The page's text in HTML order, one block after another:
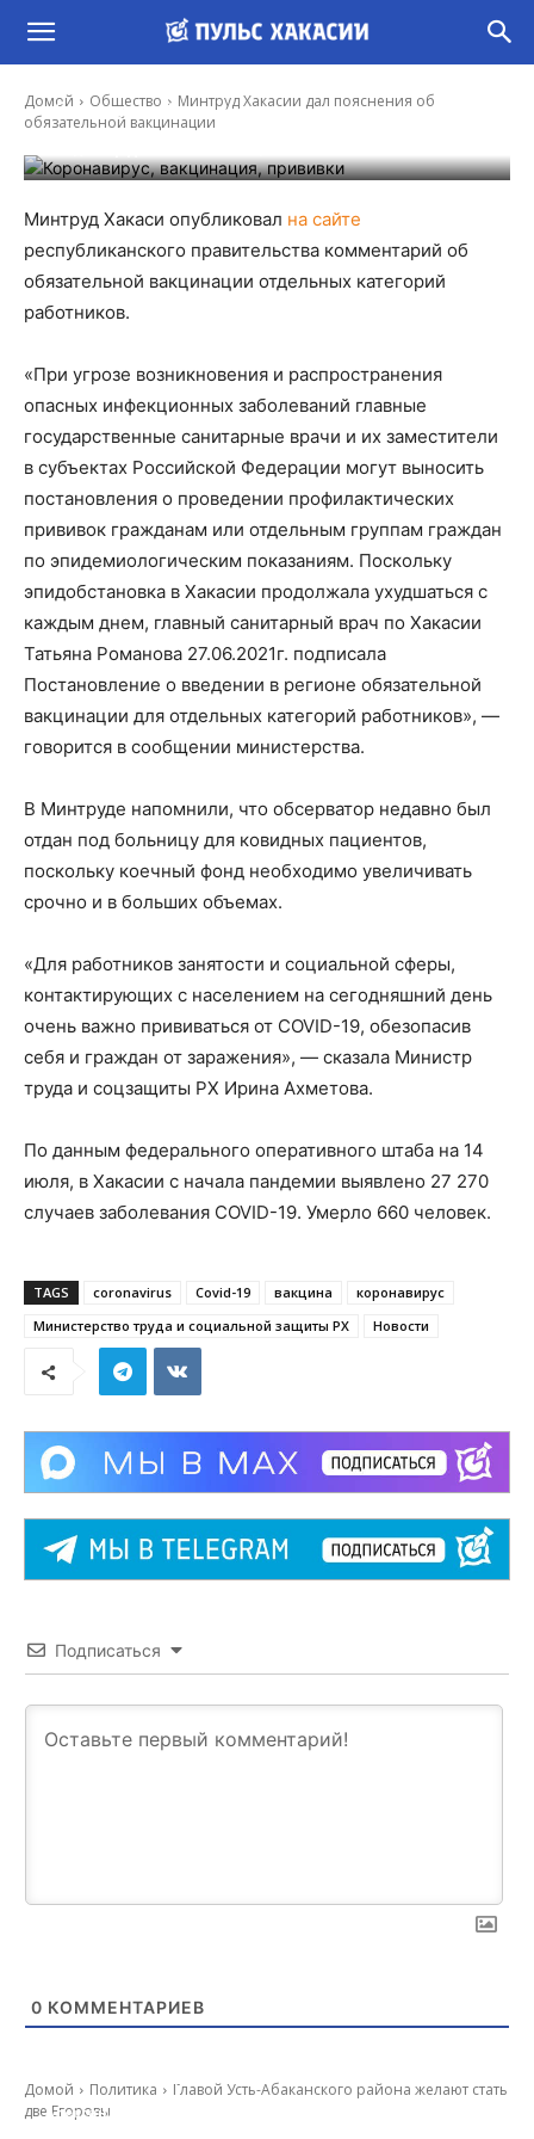
Домой Общество
Минтруд Хакасии дал пояснения об
обязательной вакцинации
обязательной вакцинации
Минтруд Хакаси опубликовал на сайте
республиканского правительства комментарий об
обязательной вакцинации отдельных категорий
работников.
«При угрозе возникновения и распространения
опасных инфекционных заболеваний главные
государственные санитарные врачи и их заместители
в субъектах Российской Федерации могут выносить
постановления о проведении профилактических
прививок гражданам или отдельным группам граждан
по эпидемиологическим показаниям. Поскольку
эпидобстановка в Хакасии продолжала ухудшаться с
каждым днем, главный санитарный врач по Хакасии
Татьяна Романова 27.06.2021г. подписала
Постановление о введении в регионе обязательной
вакцинации для отдельных категорий работников», —
говорится в сообщении министерства.
В Минтруде напомнили, что обсерватор недавно был
отдан под больницу для ковидных пациентов,
поскольку коечный фонд необходимо увеличивать
срочно и в больших объемах.
«Для работников занятости и социальной сферы,
контактирующих с населением на сегодняшний день
очень важно прививаться от COVID-19, обезопасив
себя и граждан от заражения», — сказала Министр
труда и соцзащиты РХ Ирина Ахметова.
По данным федерального оперативного штаба на 14
июля, в Хакасии с начала пандемии выявлено 27 270
случаев заболевания COVID-19. Умерло 660 человек.
TAGS coronavirus Covid-19 вакцина
коронавирус
Министерство труда и социальной защиты РХ
Новости
Подписаться
0 КОММЕНТАРИЕВ